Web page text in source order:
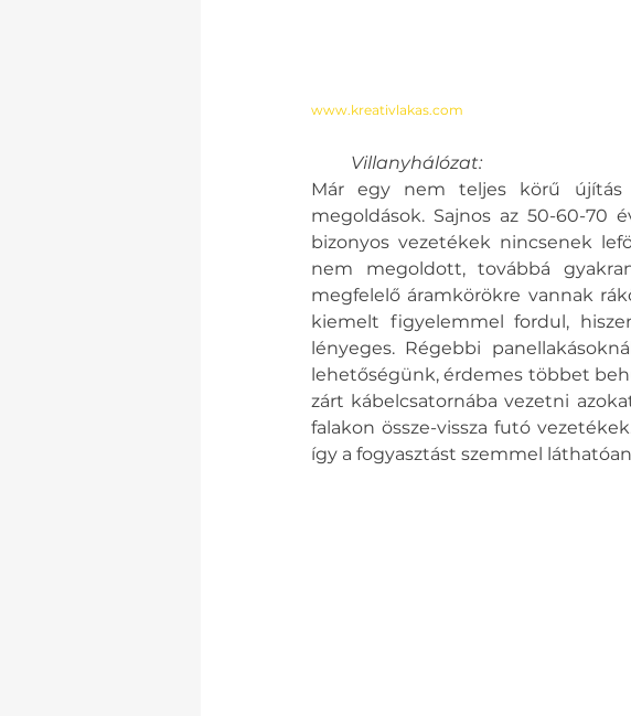
www.kreativlakas.com
Villanyhálózat:
Már egy nem teljes körű újítás
megoldások. Sajnos az 50-60-70
bizonyos vezetékek nincsenek
nem megoldott, továbbá
megfelelő áramkörökre vannak
kiemelt figyelemmel fordul,
lényeges. Régebbi
lehetőségünk, érdemes többet
zárt kábelcsatornába vezetni
falakon össze-vissza futó
így a fogyasztást szemmel